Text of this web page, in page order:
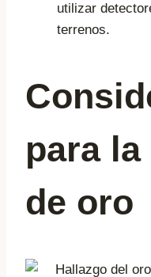
utilizar
terrenos.
para
de oro